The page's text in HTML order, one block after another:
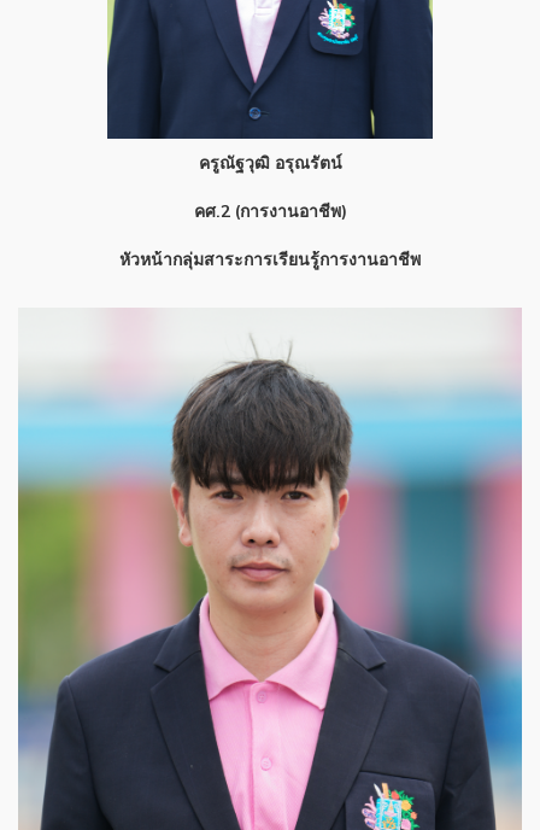
ครูณัฐวุฒิ อรุณรัตน์
คศ.2 (การงานอาชีพ)
หัวหน้ากลุ่มสาระการเรียนรู้การงานอาชีพ